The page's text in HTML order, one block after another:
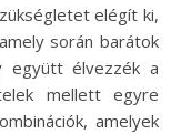
elégít ki,
során barátok
együtt élvezzék a
mellett egyre
amelyek